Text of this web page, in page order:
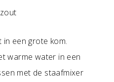
een grote kom.
warme water in een
met de staafmixer